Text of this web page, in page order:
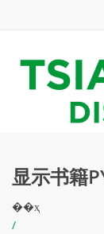
显示书籍
��ҳ
/